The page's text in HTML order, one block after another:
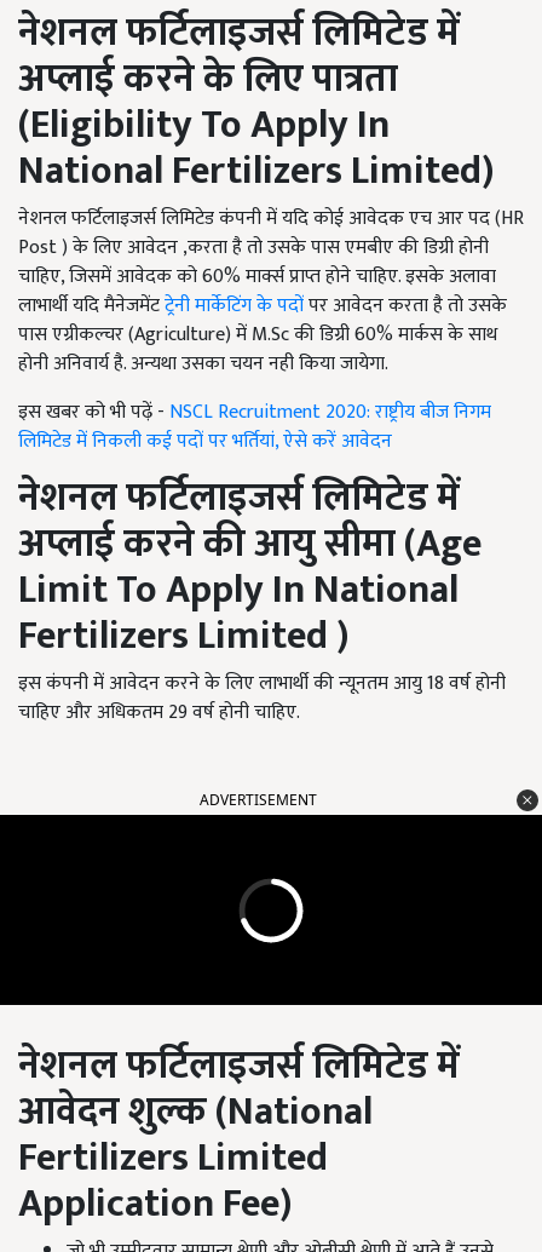
नेशनल फर्टिलाइजर्स लिमिटेड में
अप्लाई करने के लिए पात्रता
(Eligibility To Apply In
National Fertilizers Limited)
नेशनल फर्टिलाइजर्स लिमिटेड कंपनी में यदि कोई आवेदक एच आर पद (HR
Post ) के लिए आवेदन ,करता है तो उसके पास एमबीए की डिग्री होनी
चाहिए, जिसमें आवेदक को 60% मार्क्स प्राप्त होने चाहिए. इसके अलावा
लाभार्थी यदि मैनेजमेंटट्रेनी मार्केटिंग के पदोंपर आवेदन करता है तो उसके
पास एग्रीकल्चर (Agriculture) में M.Sc की डिग्री 60% मार्कस के साथ
होनी अनिवार्य है. अन्यथा उसका चयन नही किया जायेगा.
इस खबर को भी पढ़ें - NSCL Recruitment 2020: राष्ट्रीय बीज निगम
लिमिटेड में निकली कई पदों पर भर्तियां, ऐसे करें आवेदन
नेशनल फर्टिलाइजर्स लिमिटेड में
अप्लाई करने की आयु सीमा (Age
Limit To Apply In National
Fertilizers Limited)
इस कंपनी में आवेदन करने के लिए लाभार्थी की न्यूनतम आयु 18 वर्ष होनी
चाहिए और अधिकतम 29 वर्ष होनी चाहिए.
ADVERTISEMENT
नेशनल फर्टिलाइजर्स लिमिटेड में
आवेदन शुल्क (National
Fertilizers Limited
Application Fee)